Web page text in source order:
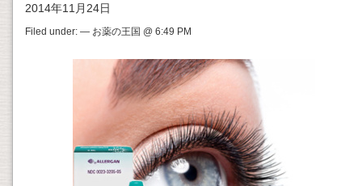
2014年11月24日
Filed under: — お薬の王国 @ 6:49 PM